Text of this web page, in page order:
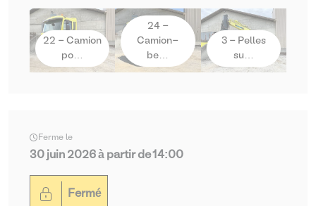
22 - Camion
po…
24 -
Camion-
be…
3 - Pelles
su…
Ferme le
30 juin 2026 à partir de 14:00
Fermé